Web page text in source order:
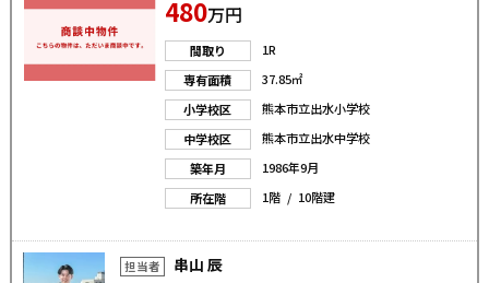
480万円
間取り
1R
専有面積
37.85㎡
小学校区
熊本市立出水小学校
中学校区
熊本市立出水中学校
築年月
1986年9月
所在階
1階 / 10階建
担当者 串山 辰